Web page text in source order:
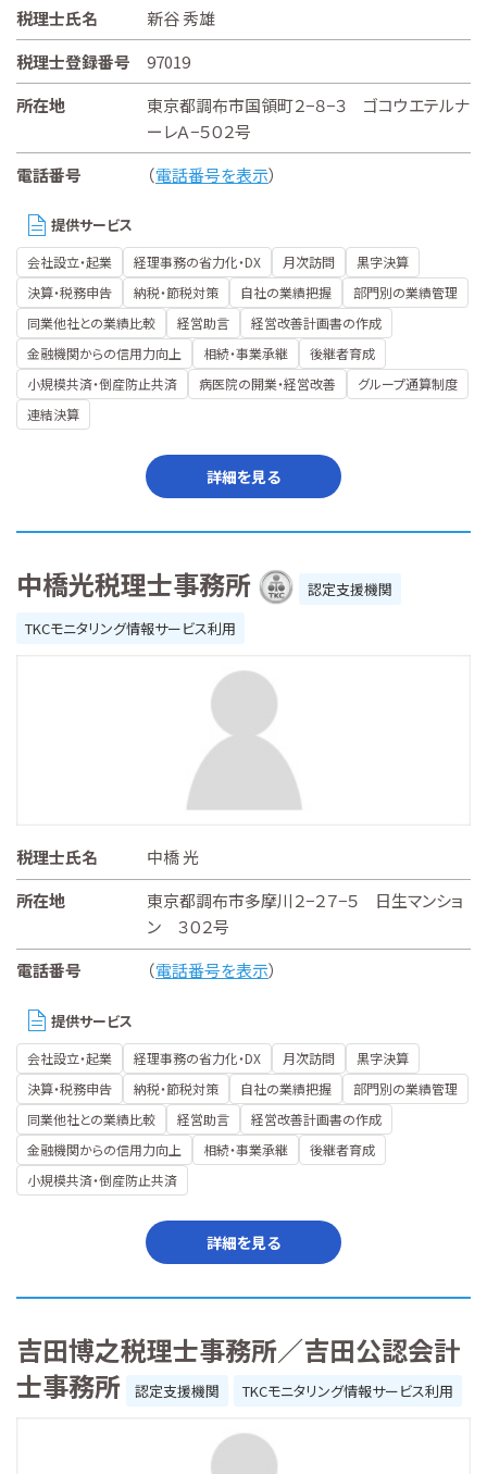
税理士氏名
新谷 秀雄
税理士登録番号
97019
所在地
東京都調布市国領町２−８−３ ゴコウエテルナ
ーレＡ−５０２号
電話番号
（電話番号を表示）
提供サービス
会社設立・起業 経理事務の省力化・DX 月次訪問
黒字決算
決算・税務申告
納税・節税対策 自社の業績把握
部門別の業績管理
同業他社との業績比較
経営助言
経営改善計画書の作成
金融機関からの信用力向上
相続・事業承継
後継者育成
小規模共済・倒産防止共済
病医院の開業・経営改善
グループ通算制度
連結決算
詳細を見る
中橋光税理士事務所
認定支援機関
TKCモニタリング情報サービス利用
税理士氏名
中橋 光
所在地
東京都調布市多摩川２−２７−５ 日生マンショ
ン ３０２号
電話番号
（電話番号を表示）
提供サービス
会社設立・起業 経理事務の省力化・DX 月次訪問
黒字決算
決算・税務申告
納税・節税対策 自社の業績把握
部門別の業績管理
同業他社との業績比較
経営助言
経営改善計画書の作成
金融機関からの信用力向上
相続・事業承継
後継者育成
小規模共済・倒産防止共済
詳細を見る
吉田博之税理士事務所／吉田公認会計
士事務所
認定支援機関 TKCモニタリング情報サービス利用